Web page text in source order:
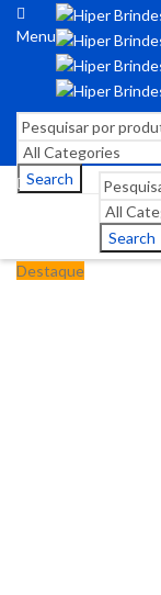
Menu
Search
Search
Destaque